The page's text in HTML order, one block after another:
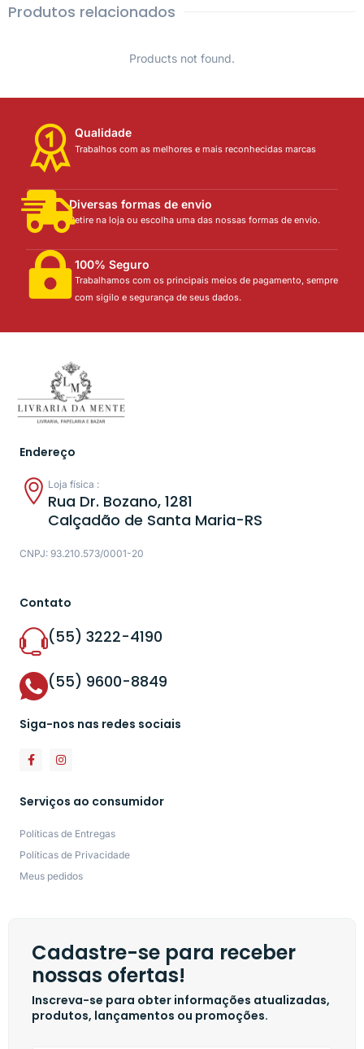
Produtos relacionados
Products not found.
Qualidade
Trabalhos com as melhores e mais reconhecidas marcas
Diversas formas de envio
Retire na loja ou escolha uma das nossas formas de envio.
100% Seguro
Trabalhamos com os principais meios de pagamento, sempre
com sigilo e segurança de seus dados.
Endereço
Loja física :
Rua Dr. Bozano, 1281
Calçadão de Santa Maria-RS
CNPJ: 93.210.573/0001-20
Contato
(55) 3222-4190
(55) 9600-8849
Siga-nos nas redes sociais
Serviços ao consumidor
Políticas de Entregas
Políticas de Privacidade
Meus pedidos
Cadastre-se para receber
nossas ofertas!
Inscreva-se para obter informações atualizadas,
produtos, lançamentos ou promoções.